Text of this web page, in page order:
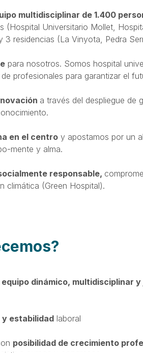
multidisciplinar de 1.400
(Hospital Universitario Mollet,
3 residencias (La Vinyota, Pedra
para nosotros. Somos hospital
profesionales para garantizar el
a través del despliegue de
en el centro y apostamos por un
mente y alma.
responsable,
climática (Green Hospital).
equipo dinámico, multidisciplinar y
estabilidad laboral
posibilidad de crecimiento